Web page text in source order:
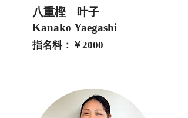
八重樫 叶子
Kanako Yaegashi
指名料：￥2000